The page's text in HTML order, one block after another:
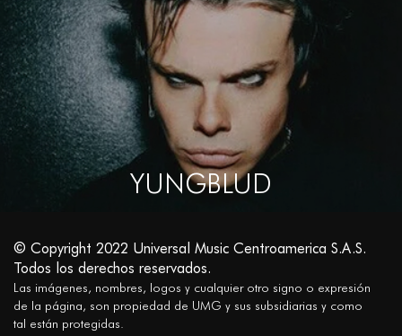
YUNGBLUD
© Copyright 2022 Universal Music Centroamerica S.A.S.
Todos los derechos reservados.
Las imágenes, nombres, logos y cualquier otro signo o expresión
de la página, son propiedad de UMG y sus subsidiarias y como
tal están protegidas.